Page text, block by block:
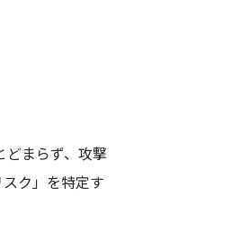
どまらず、攻撃
ク」を特定す